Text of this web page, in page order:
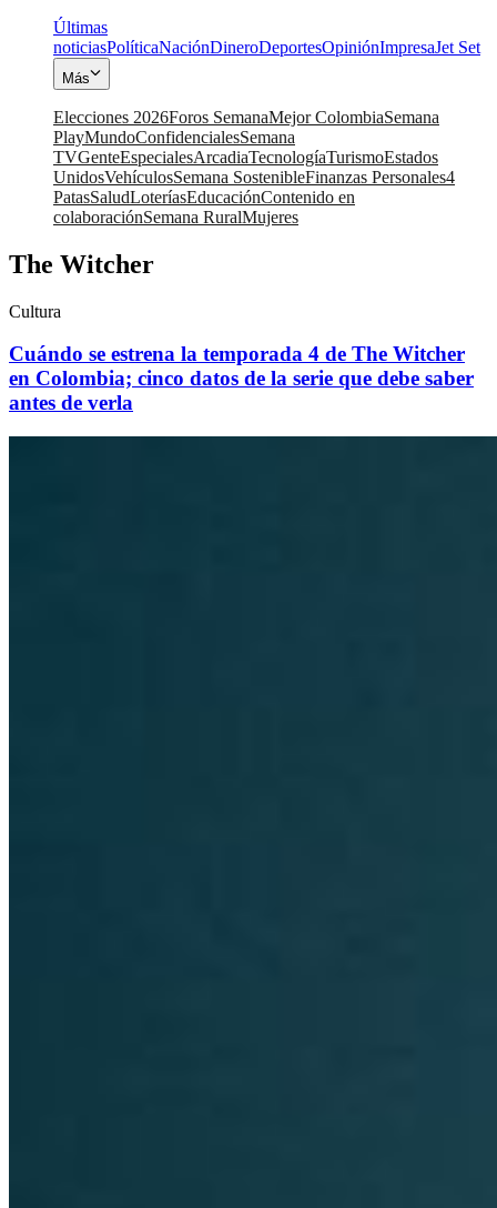
Últimas
noticiasPolíticaNaciónDineroDeportesOpiniónImpresaJet Set
Más
Elecciones 2026Foros SemanaMejor ColombiaSemana
PlayMundoConfidencialesSemana
TVGenteEspecialesArcadiaTecnologíaTurismoEstados
UnidosVehículosSemana SostenibleFinanzas Personales4
PatasSaludLoteríasEducaciónContenido en
colaboraciónSemana RuralMujeres
The Witcher
Cultura
Cuándo se estrena la temporada 4 de The Witcher
en Colombia; cinco datos de la serie que debe saber
antes de verla